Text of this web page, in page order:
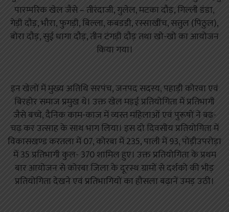
पारम्परिक खेल जैसे – तीरंदाजी, गुलेल, मटका दौड़, गिल्ली डंडा,
गेड़ी दौड़, भौरा, फुगड़ी, बिल्ला, कबडडी, रस्साखींच, सत्तुल (पिठुल),
बोरा दौड़, सुई धागा दौड़, तीन टंगड़ी दौड़ तथा खो-खो का आयोजन
किया गया।
इन खेलों में मुख्य अतिथि सरपंच, जनपद सदस्य, पहाड़ी कोरवा एवं
बिरहोर समाज प्रमुख थे। उक्त खेल मड़ई प्रतियोगिता में प्रतिभागी
जैसे बच्चे, दैनिक काम-काज में व्यस्त महिलाओं एवं पुरूषों ने बढ़-
चढ़ कर उत्साह के साथ भाग लिया। इस दो दिवसीय प्रतियोगिता में
विकासखण्ड करतला में 07, कोरबा में 235, पाली में 93, पोड़ीउपरोड़ा
में 35 प्रतिभागी कुल- 370 शामिल हुए। उक्त प्रतियोगिता के प्रथम
बार आयोजन से कोरबा जिला के दूरस्थ ग्रामों से दर्शको की भीड़
प्रतियोगिता देखने एवं प्रतिभागियों का हौसला बढ़ानें उमड़ उठी।